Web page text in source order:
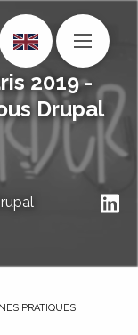
MENU
2019 -
Drupal
PRATIQUES